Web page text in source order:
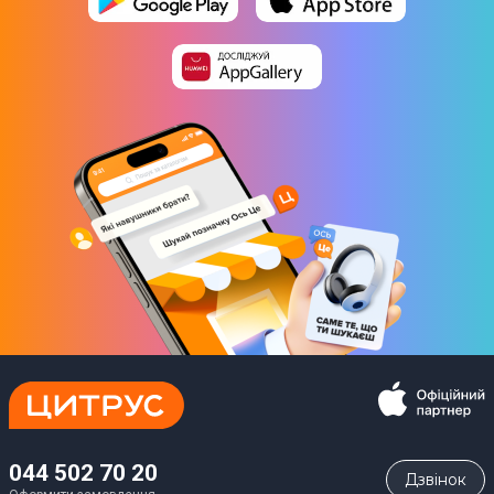
044 502 70 20 Дзвiнок